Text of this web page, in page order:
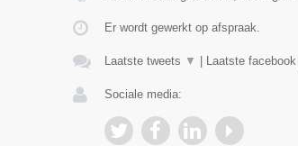
Er wordt gewerkt op afspraak.
Laatste tweets ▼ Laatste
Sociale media: